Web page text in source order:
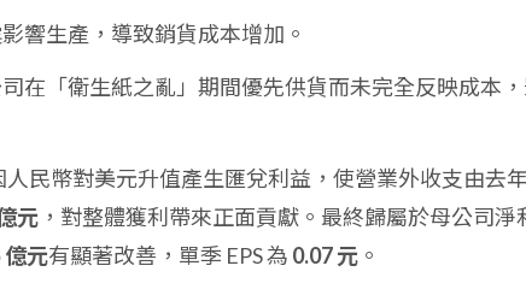
響生產，導致銷貨成本增加。
在「衛生紙之亂」期間優先供貨而未完全反映成本
民幣對美元升值產生匯兌利益，使營業外收支由去
元 ，對整體獲利帶來正面貢獻。最終歸屬於母公司淨
億元有顯著改善，單季 EPS 為 0.07 元 。